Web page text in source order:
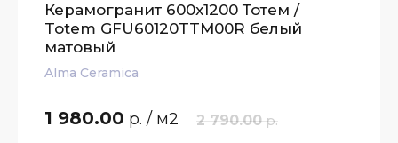
Керамогранит 600x1200 Тотем /
Totem GFU60120TTM00R белый
матовый
Alma Ceramica
2 790.00 р.
1 980.00 р. / м2